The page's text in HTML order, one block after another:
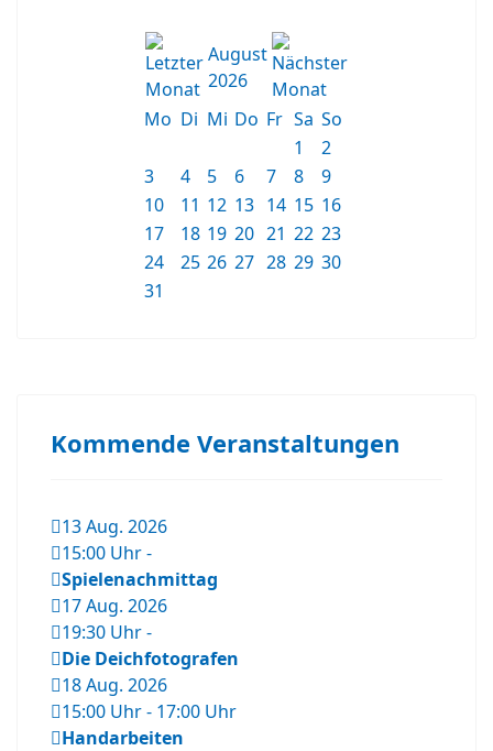
August
2026
Mo Di Mi Do Fr Sa So
1
2
3
4 5 6 7 8
9
10
11 12 13 14 15 16
17
18 19 20 21 22 23
24
25 26 27 28 29 30
31
Kommende Veranstaltungen
13 Aug. 2026
15:00 Uhr-
Spielenachmittag
17 Aug. 2026
19:30 Uhr-
Die Deichfotografen
18 Aug. 2026
15:00 Uhr- 17:00 Uhr
Handarbeiten